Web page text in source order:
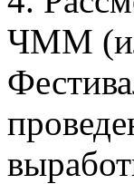
ЧММ